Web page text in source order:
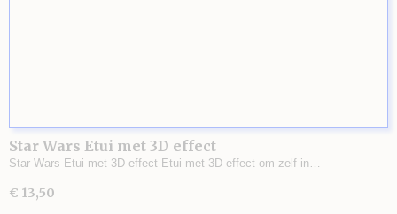
Star Wars Etui met 3D effect
Star Wars Etui met 3D effect Etui met 3D effect om zelf in…
€ 13,50